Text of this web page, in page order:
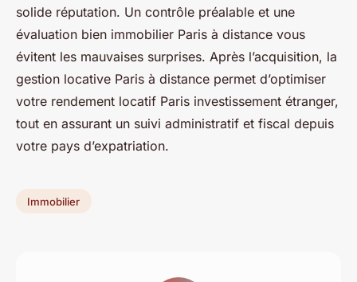
solide réputation. Un contrôle préalable et une
évaluation bien immobilier Paris à distance vous
évitent les mauvaises surprises. Après l’acquisition, la
gestion locative Paris à distance permet d’optimiser
votre rendement locatif Paris investissement étranger,
tout en assurant un suivi administratif et fiscal depuis
votre pays d’expatriation.
Immobilier